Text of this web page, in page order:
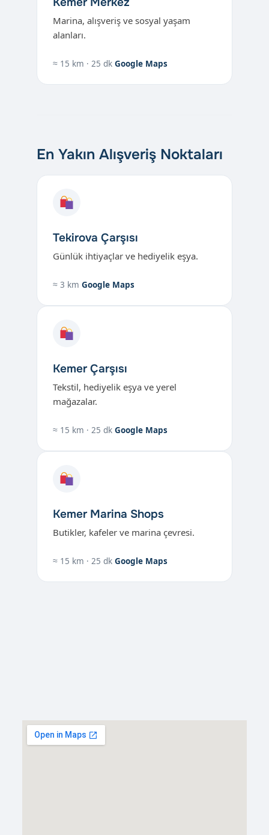
Marina, alışveriş ve sosyal yaşam
alanları.
≈ 15 km · 25 dk Google Maps
En Yakın Alışveriş Noktaları
Tekirova Çarşısı
Günlük ihtiyaçlar ve hediyelik eşya.
≈ 3 km Google Maps
Kemer Çarşısı
Tekstil, hediyelik eşya ve yerel
mağazalar.
≈ 15 km · 25 dk Google Maps
Kemer Marina Shops
Butikler, kafeler ve marina çevresi.
≈ 15 km · 25 dk Google Maps